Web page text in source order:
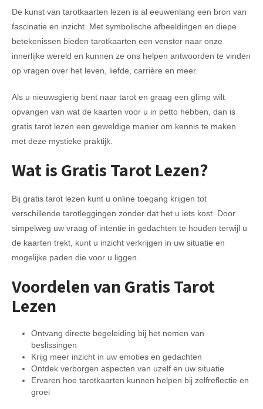
De kunst van tarotkaarten lezen is al eeuwenlang een bron van
fascinatie en inzicht. Met symbolische afbeeldingen en diepe
betekenissen bieden tarotkaarten een venster naar onze
innerlijke wereld en kunnen ze ons helpen antwoorden te vinden
op vragen over het leven, liefde, carrière en meer.
Als u nieuwsgierig bent naar tarot en graag een glimp wilt
opvangen van wat de kaarten voor u in petto hebben, dan is
gratis tarot lezen een geweldige manier om kennis te maken
met deze mystieke praktijk.
Wat is Gratis Tarot Lezen?
Bij gratis tarot lezen kunt u online toegang krijgen tot
verschillende tarotleggingen zonder dat het u iets kost. Door
simpelweg uw vraag of intentie in gedachten te houden terwijl u
de kaarten trekt, kunt u inzicht verkrijgen in uw situatie en
mogelijke paden die voor u liggen.
Voordelen van Gratis Tarot
Lezen
Ontvang directe begeleiding bij het nemen van
beslissingen
Krijg meer inzicht in uw emoties en gedachten
Ontdek verborgen aspecten van uzelf en uw situatie
Ervaren hoe tarotkaarten kunnen helpen bij zelfreflectie en
groei